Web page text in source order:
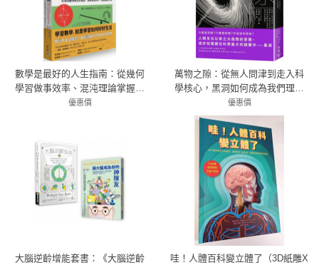
數學是最好的人生指南：從幾何
學習做事效率、混沌理論掌握不
比較的優勢、用賽局理論與人合
優惠價
萬物之隙：從無人問津到走入科
學核心，黑洞如何成為我們理解
宇宙和自身存在的鑰匙？
優惠價
79折 411元
大腦逆齡增能套書：《大腦逆齡
哇！人體百科變立體了（3D紙雕X